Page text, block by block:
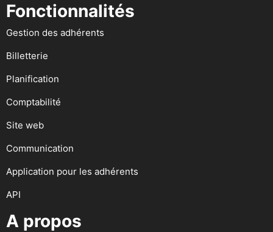
Fonctionnalités
Gestion des adhérents
Billetterie
Planification
Comptabilité
Site web
Communication
Application pour les adhérents
API
A propos